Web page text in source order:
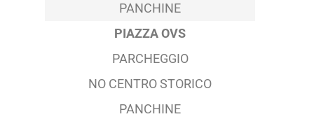
PANCHINE
PIAZZA OVS
PARCHEGGIO
NO CENTRO STORICO
PANCHINE